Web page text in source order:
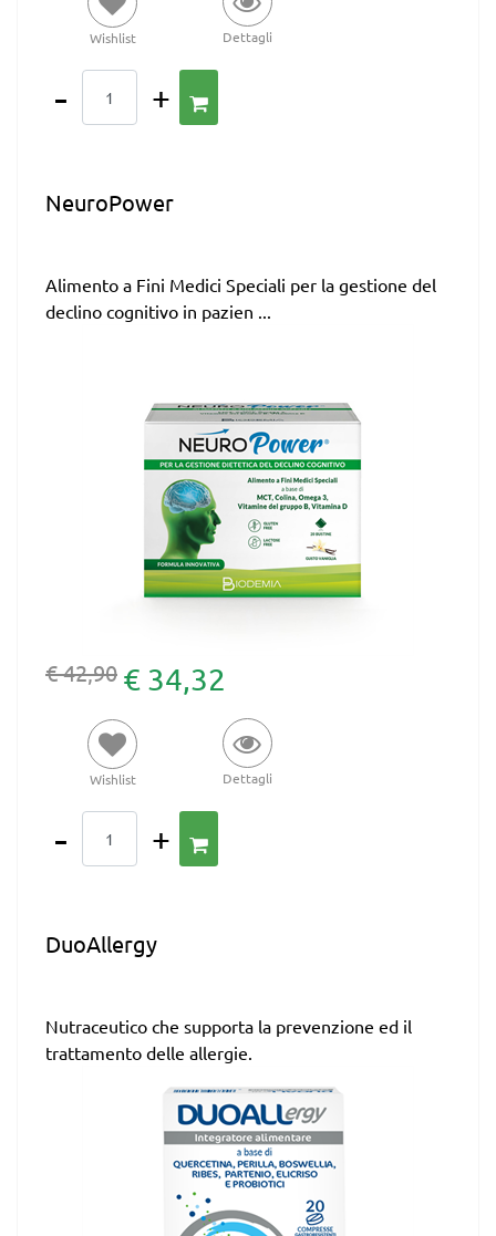
Wishlist Dettagli
NeuroPower
Alimento a Fini Medici Speciali per la gestione del
declino cognitivo in pazien ...
€ 42,90 € 34,32
Wishlist Dettagli
DuoAllergy
Nutraceutico che supporta la prevenzione ed il
trattamento delle allergie.